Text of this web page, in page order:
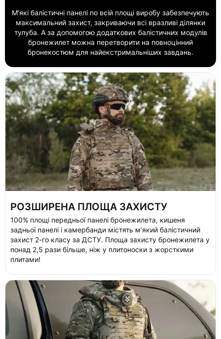
Мʼякі балістичні панелі по всій площі виробу забезпечують
максимальний захист, закриваючи всі вразливі ділянки
тулуба. А за допомогою додаткових балістичних модулів
бронежилет можна перетворити на повноцінний
бронекостюм для найекстримальніших завдань.
РОЗШИРЕНА ПЛОЩА ЗАХИСТУ
100% площі передньої панелі бронежилета, кишеня
задньої панелі і камербанди містять мʼякий балістичний
захист 2-го класу за ДСТУ. Площа захисту бронежилета у
понад 2,5 рази більше, ніж у плитоноски з жорсткими
плитами!